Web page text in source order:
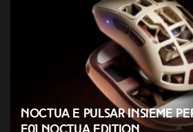
Noctua e Pulsar insieme